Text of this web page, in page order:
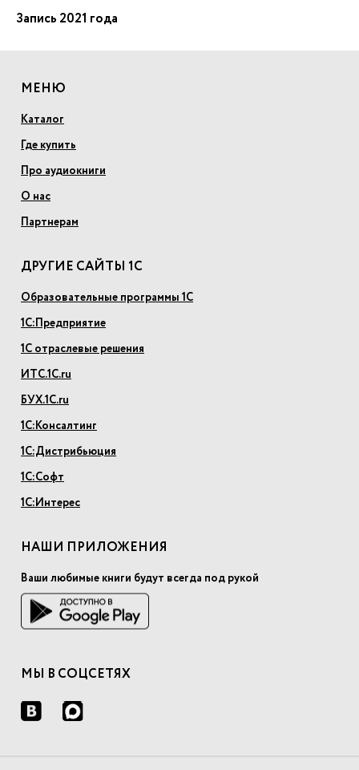
Запись 2021 года
МЕНЮ
Каталог
Где купить
Про аудиокниги
О нас
Партнерам
ДРУГИЕ САЙТЫ 1С
Образовательные программы 1С
1С:Предприятие
1С отраслевые решения
ИТС.1С.ru
БУХ.1С.ru
1С:Консалтинг
1С:Дистрибьюция
1С:Софт
1С:Интерес
НАШИ ПРИЛОЖЕНИЯ
Ваши любимые книги будут всегда под рукой
МЫ В СОЦСЕТЯХ